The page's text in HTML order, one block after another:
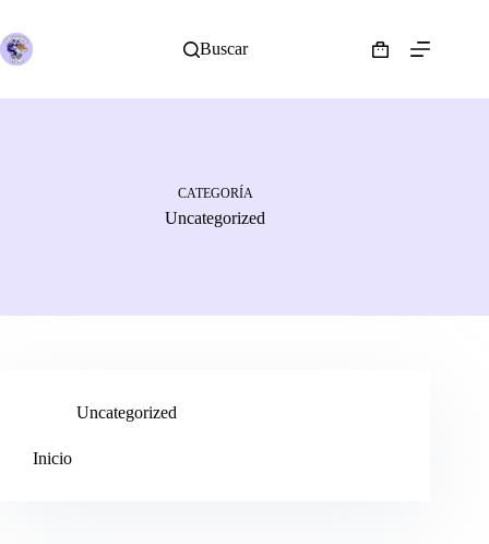
contenido
Buscar
Shopping
CATEGORÍA
Uncategorized
Uncategorized
Inicio